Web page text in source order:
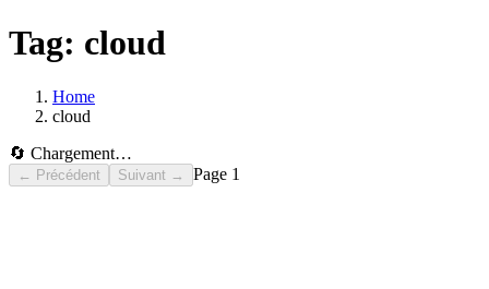
Tag: cloud
Home
cloud
🔄 Chargement…
← Précédent Suivant → Page 1